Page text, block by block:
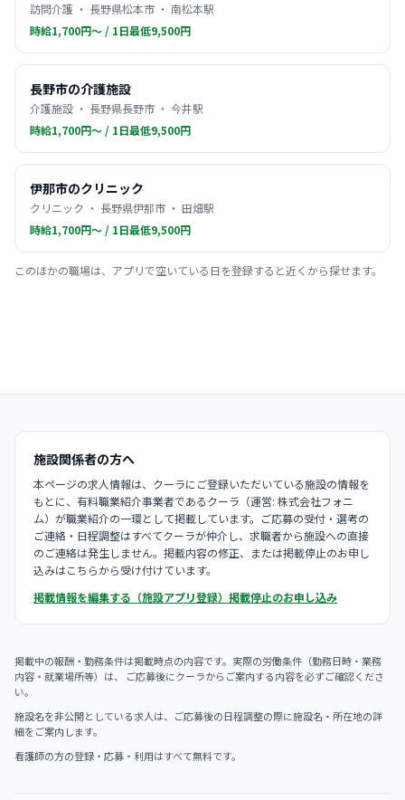
訪問介護 ・ 長野県松本市 ・ 南松本駅
時給1,700円〜 / 1日最低9,500円
長野市の介護施設
介護施設 ・ 長野県長野市 ・ 今井駅
時給1,700円〜 / 1日最低9,500円
伊那市のクリニック
クリニック ・ 長野県伊那市 ・ 田畑駅
時給1,700円〜 / 1日最低9,500円
このほかの職場は、アプリで空いている日を登録すると近くから探せます。
施設関係者の方へ
本ページの求人情報は、クーラにご登録いただいている施設の情報を
もとに、有料職業紹介事業者であるクーラ（運営: 株式会社フォニ
ム）が職業紹介の一環として掲載しています。ご応募の受付・選考の
ご連絡・日程調整はすべてクーラが仲介し、求職者から施設への直接
のご連絡は発生しません。掲載内容の修正、または掲載停止のお申し
込みはこちらから受け付けています。
掲載情報を編集する（施設アプリ登録） 掲載停止のお申し込み
掲載中の報酬・勤務条件は掲載時点の内容です。実際の労働条件（勤務日時・業務
内容・就業場所等）は、 ご応募後にクーラからご案内する内容を必ずご確認くださ
い。
施設名を非公開としている求人は、ご応募後の日程調整の際に施設名・所在地の詳
細をご案内します。
看護師の方の登録・応募・利用はすべて無料です。